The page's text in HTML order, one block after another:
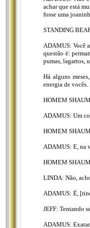
achar que está
fosse uma
STANDING
ADAMUS: Você
questão é:
pumas, lagartos,
Há alguns
energia de
HOMEM
ADAMUS: Um
HOMEM
ADAMUS: E, na
HOMEM
LINDA: Não,
ADAMUS: É,
JEFF: Tentando
ADAMUS: